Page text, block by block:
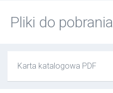
Pliki do pobrania
Karta katalogowa PDF